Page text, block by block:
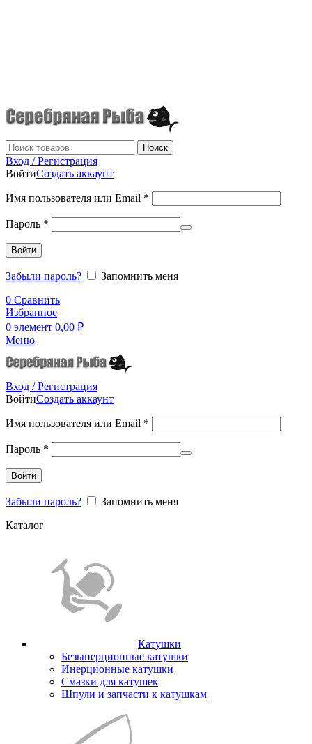
Поиск
Вход / Регистрация
ВойтиСоздать аккаунт
Имя пользователя или Email *
Пароль *
Войти
Забыли пароль?
Запомнить меня
0 Сравнить
Избранное
0 элемент 0,00 ₽
Меню
Вход / Регистрация
ВойтиСоздать аккаунт
Имя пользователя или Email *
Пароль *
Войти
Забыли пароль?
Запомнить меня
Каталог
Катушки
Безынерционные катушки
Инерционные катушки
Смазки для катушек
Шпули и запчасти к катушкам